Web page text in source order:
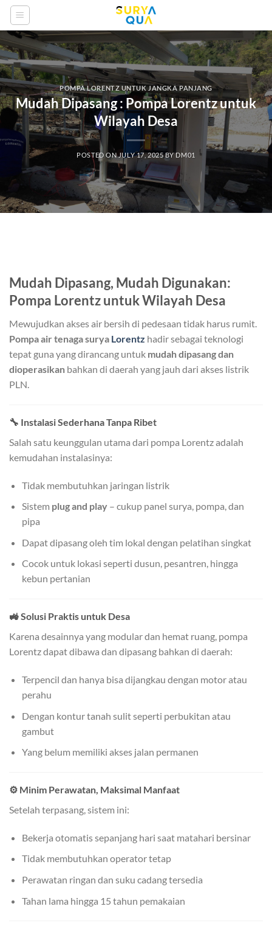
Skip
content
POMPA LORENTZ UNTUK JANGKA PANJANG
Mudah Dipasang : Pompa Lorentz untuk
Wilayah Desa
POSTED ONJULY 17, 2025BYDM01
Mudah Dipasang, Mudah Digunakan:
Pompa Lorentz untuk Wilayah Desa
Mewujudkan akses air bersih di pedesaan tidak harus rumit.
Pompa air tenaga surya Lorentz hadir sebagai teknologi
tepat guna yang dirancang untuk mudah dipasang dan
dioperasikan bahkan di daerah yang jauh dari akses listrik
PLN.
🔧 Instalasi Sederhana Tanpa Ribet
Salah satu keunggulan utama dari pompa Lorentz adalah
kemudahan instalasinya:
Tidak membutuhkan jaringan listrik
Sistem plug and play– cukup panel surya, pompa, dan
pipa
Dapat dipasang oleh tim lokal dengan pelatihan singkat
Cocok untuk lokasi seperti dusun, pesantren, hingga
kebun pertanian
🚜 Solusi Praktis untuk Desa
Karena desainnya yang modular dan hemat ruang, pompa
Lorentz dapat dibawa dan dipasang bahkan di daerah:
Terpencil dan hanya bisa dijangkau dengan motor atau
perahu
Dengan kontur tanah sulit seperti perbukitan atau
gambut
Yang belum memiliki akses jalan permanen
⚙️ Minim Perawatan, Maksimal Manfaat
Setelah terpasang, sistem ini:
Bekerja otomatis sepanjang hari saat matahari bersinar
Tidak membutuhkan operator tetap
Perawatan ringan dan suku cadang tersedia
Tahan lama hingga 15 tahun pemakaian